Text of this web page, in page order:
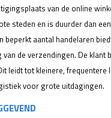
van de online
steden en is duurder dan
aantal handelaren
de verzendingen. De
leidt tot kleinere,
voor grote uitdagingen.